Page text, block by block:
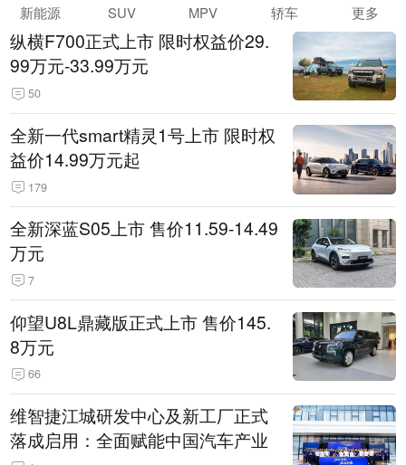
新能源 SUV MPV 轿车 更多
纵横F700正式上市 限时权益价29.
99万元-33.99万元
50
全新一代smart精灵1号上市 限时权
益价14.99万元起
179
全新深蓝S05上市 售价11.59-14.49
万元
7
仰望U8L鼎藏版正式上市 售价145.
8万元
66
维智捷江城研发中心及新工厂正式
落成启用：全面赋能中国汽车产业